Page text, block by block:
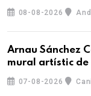
08-08-2026
Arnau Sánchez
mural artístic de
07-08-2026